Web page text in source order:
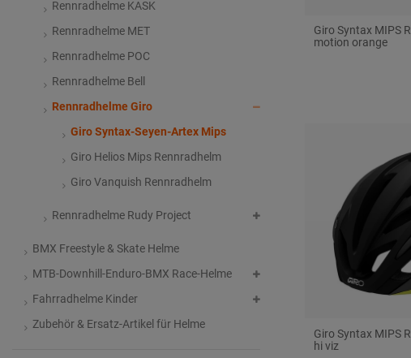
Rennradhelme KASK
Rennradhelme MET
Rennradhelme POC
Rennradhelme Bell
Rennradhelme Giro
Giro Syntax-Seyen-Artex Mips
Giro Helios Mips Rennradhelm
Giro Vanquish Rennradhelm
Rennradhelme Rudy Project
BMX Freestyle & Skate Helme
MTB-Downhill-Enduro-BMX Race-Helme
Fahrradhelme Kinder
Zubehör & Ersatz-Artikel für Helme
Giro Syntax MIPS
motion orange
Giro Syntax MIPS
hi viz